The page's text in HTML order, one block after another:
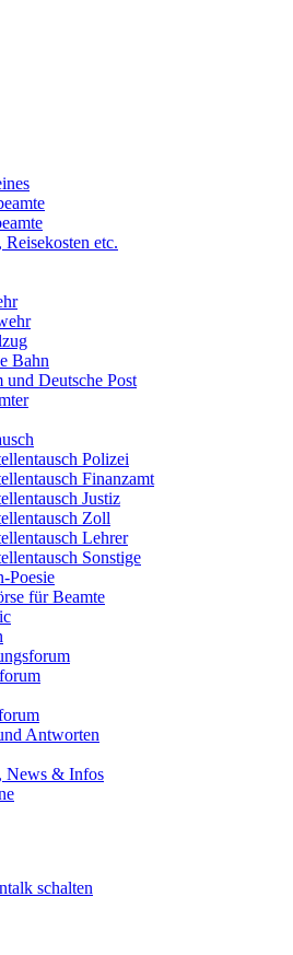
etc.
Bahn
und Deutsche Post
Polizei
Finanzamt
Justiz
Zoll
Lehrer
Sonstige
Poesie
für Beamte
Antworten
News & Infos
schalten